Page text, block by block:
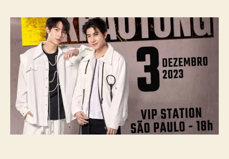
r
d
o
p
o
s
t
d
e
p
b
l
c
a
ç
ã
i
r
s
t
K
h
a
v
ê
m